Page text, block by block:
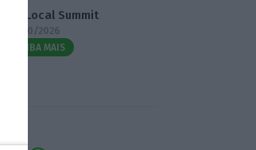
3.º Local Summit
07/10/2026
SAIBA MAIS